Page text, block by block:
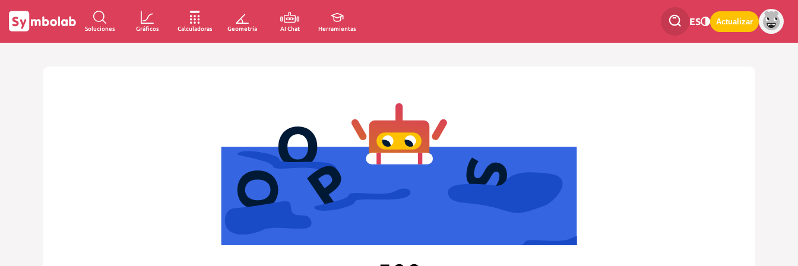
Soluciones Gráficos Calculadoras Geometría AI Chat Herramientas
ES Actualizar